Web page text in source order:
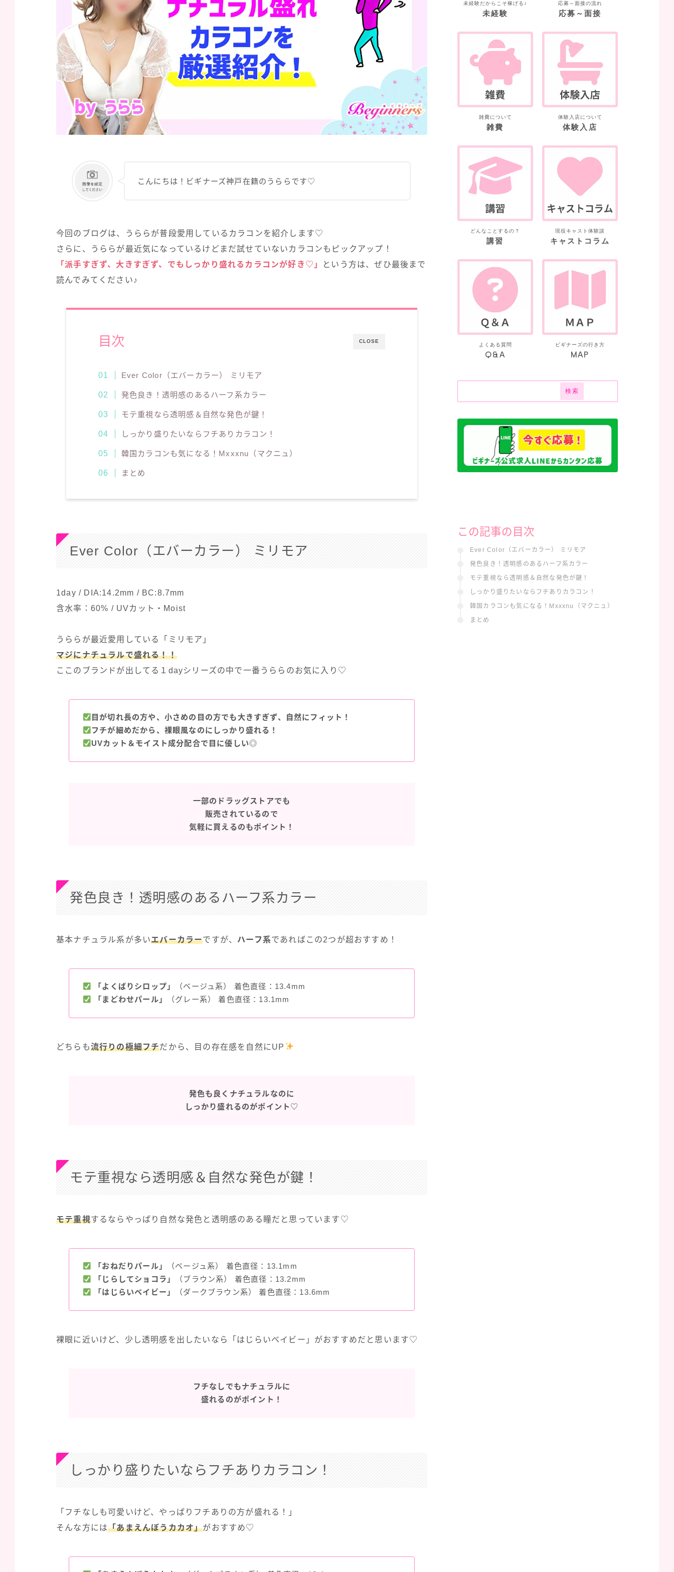
こんにちは！ビギナーズ神戸在籍のうららです♡
今回のブログは、うららが普段愛用しているカラコンを紹介します♡
さらに、うららが最近気になっているけどまだ試せていないカラコンもピックアップ！
「派手すぎず、大きすぎず、でもしっかり盛れるカラコンが好き♡」
という方は、ぜひ最後まで
読んでみてください♪
CLOSE
目次
Ever Color（エバーカラー） ミリモア
発色良き！透明感のあるハーフ系カラー
モテ重視なら透明感＆自然な発色が鍵！
しっかり盛りたいならフチありカラコン！
韓国カラコンも気になる！Mxxxnu（マクニュ）
まとめ
Ever Color（エバーカラー） ミリモア
1day / DIA:14.2mm / BC:8.7mm
含水率：60% / UVカット・Moist
うららが最近愛用している「ミリモア」
マジにナチュラルで盛れる！！
ここのブランドが出してる１dayシリーズの中で一番うららのお気に入り♡
目が切れ長の方や、小さめの目の方でも大きすぎず、自然にフィット！
フチが細めだから、裸眼風なのにしっかり盛れる！
UVカット＆モイスト成分配合で目に優しい◎
一部のドラッグストアでも
販売されているので
気軽に買えるのもポイント！
発色良き！透明感のあるハーフ系カラー
基本ナチュラル系が多いエバーカラーですが、 ハーフ系であればこの2つが超おすすめ！
「よくばりシロップ」
（ベージュ系） 着色直径：13.4mm
「まどわせパール」
（グレー系） 着色直径：13.1mm
どちらも流行りの極細フチだから、目の存在感を自然にUP
発色も良くナチュラルなのに
しっかり盛れるのがポイント♡
モテ重視なら透明感＆自然な発色が鍵！
モテ重視するならやっぱり自然な発色と透明感のある瞳だと思っています♡
「おねだりパール」
（ベージュ系） 着色直径：13.1mm
「じらしてショコラ」
（ブラウン系） 着色直径：13.2mm
「はじらいベイビー」
（ダークブラウン系） 着色直径：13.6mm
裸眼に近いけど、少し透明感を出したいなら「はじらいベイビー」がおすすめだと思います♡
フチなしでもナチュラルに
盛れるのがポイント！
しっかり盛りたいならフチありカラコン！
「フチなしも可愛いけど、やっぱりフチありの方が盛れる！」
そんな方には「あまえんぼうカカオ」がおすすめ♡
未経験だからこそ稼げる♪
未経験
応募～面接の流れ
応募～面接
雑費について
雑費
体験入店について
体験入店
どんなことするの？
講習
現役キャスト体験談
キャストコラム
よくある質問
Q&A
ビギナーズの行き方
MAP
検索
この記事の目次
Ever Color（エバーカラー） ミリモア
発色良き！透明感のあるハーフ系カラー
モテ重視なら透明感＆自然な発色が鍵！
しっかり盛りたいならフチありカラコン！
韓国カラコンも気になる！Mxxxnu（マクニュ）
まとめ